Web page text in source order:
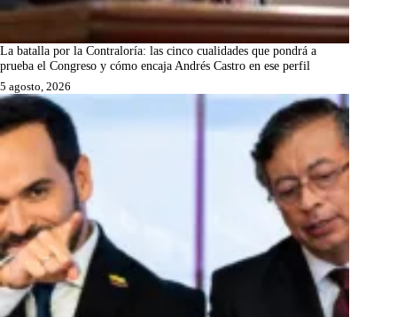
La batalla por la Contraloría: las cinco cualidades que pondrá a
prueba el Congreso y cómo encaja Andrés Castro en ese perfil
5 agosto, 2026